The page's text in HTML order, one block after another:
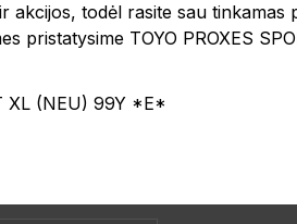
akcijos, todėl rasite sau
pristatysime TOYO PROXES
XL (NEU) 99Y *E*